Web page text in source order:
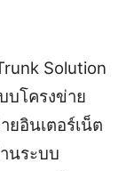
Solution
บโครงข่าย
ยอินเตอร์เน็ต
นระบบ